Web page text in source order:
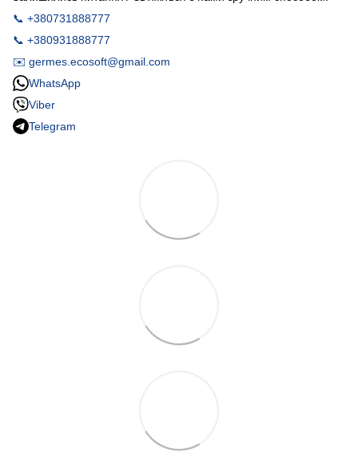
📞 +380731888777
📞 +380931888777
✉️ germes.ecosoft@gmail.com
WhatsApp
Viber
Telegram